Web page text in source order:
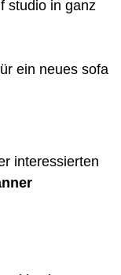
studio in ganz
ein neues sofa
interessierten